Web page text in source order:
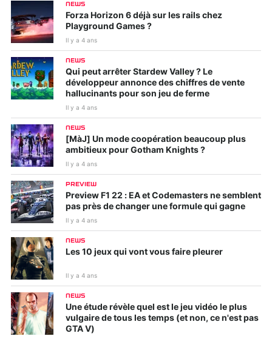
NEWS
Forza Horizon 6 déjà sur les rails chez
Playground Games ?
Il y a 4 ans
NEWS
Qui peut arrêter Stardew Valley ? Le
développeur annonce des chiffres de vente
hallucinants pour son jeu de ferme
Il y a 4 ans
NEWS
[MàJ] Un mode coopération beaucoup plus
ambitieux pour Gotham Knights ?
Il y a 4 ans
PREVIEW
Preview F1 22 : EA et Codemasters ne semblent
pas près de changer une formule qui gagne
Il y a 4 ans
NEWS
Les 10 jeux qui vont vous faire pleurer
Il y a 4 ans
NEWS
Une étude révèle quel est le jeu vidéo le plus
vulgaire de tous les temps (et non, ce n'est pas
GTA V)